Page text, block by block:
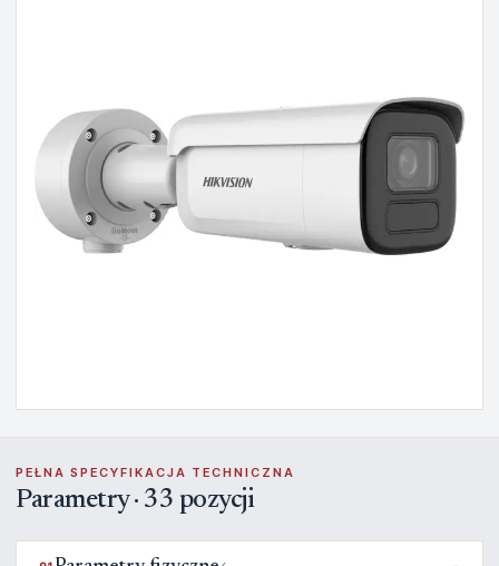
PEŁNA SPECYFIKACJA TECHNICZNA
Parametry · 33 pozycji